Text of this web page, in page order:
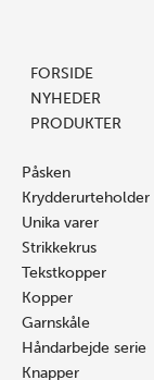
FORSIDE
NYHEDER
PRODUKTER
Påsken
Krydderurteholder
Unika varer
Strikkekrus
Tekstkopper
Kopper
Garnskåle
Håndarbejde serie
Knapper